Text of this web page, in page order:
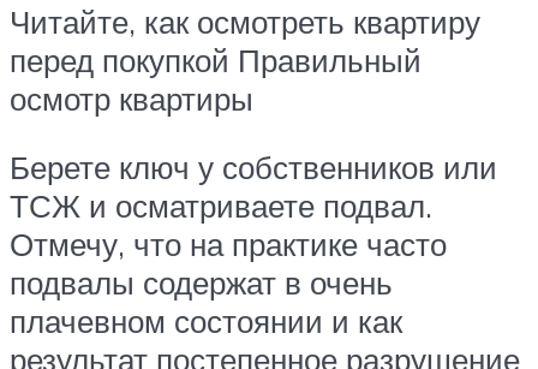
Читайте, как осмотреть квартиру
перед покупкой Правильный
осмотр квартиры
Берете ключ у собственников или
ТСЖ и осматриваете подвал.
Отмечу, что на практике часто
подвалы содержат в очень
плачевном состоянии и как
результат постепенное разрушение